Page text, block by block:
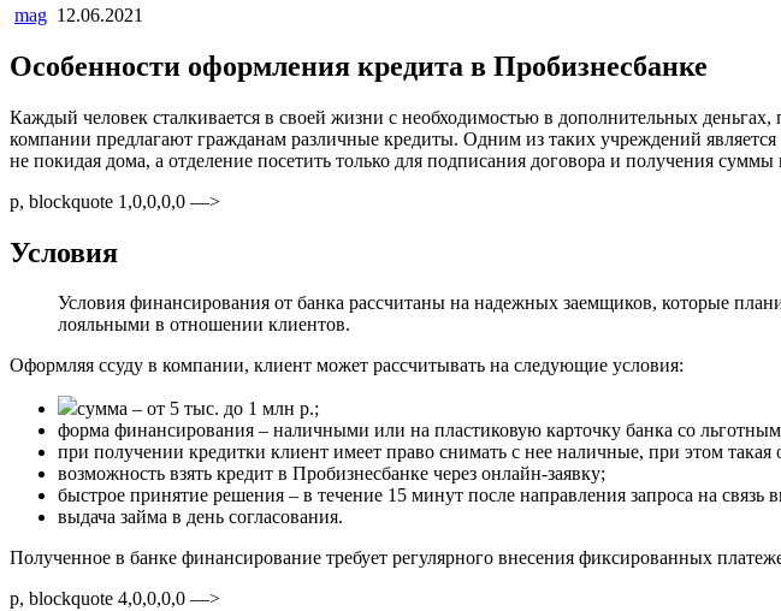
mag 12.06.2021
Особенности оформления кредита в Пробизнесбанке
Каждый человек сталкивается в своей жизни с необходимостью в дополнительных
компании предлагают гражданам различные кредиты. Одним из таких учреждений
не покидая дома, а отделение посетить только для подписания договора и получения суммы
p, blockquote 1,0,0,0,0 —>
Условия
Условия финансирования от банка рассчитаны на надежных заемщиков, которые
лояльными в отношении клиентов.
Оформляя ссуду в компании, клиент может рассчитывать на следующие условия:
сумма – от 5 тыс. до 1 млн р.;
форма финансирования – наличными или на пластиковую карточку банка со
при получении кредитки клиент имеет право снимать с нее наличные, при этом такая
возможность взять кредит в Пробизнесбанке через онлайн-заявку;
быстрое принятие решения – в течение 15 минут после направления запроса на
выдача займа в день согласования.
Полученное в банке финансирование требует регулярного внесения фиксированных
p, blockquote 4,0,0,0,0 —>